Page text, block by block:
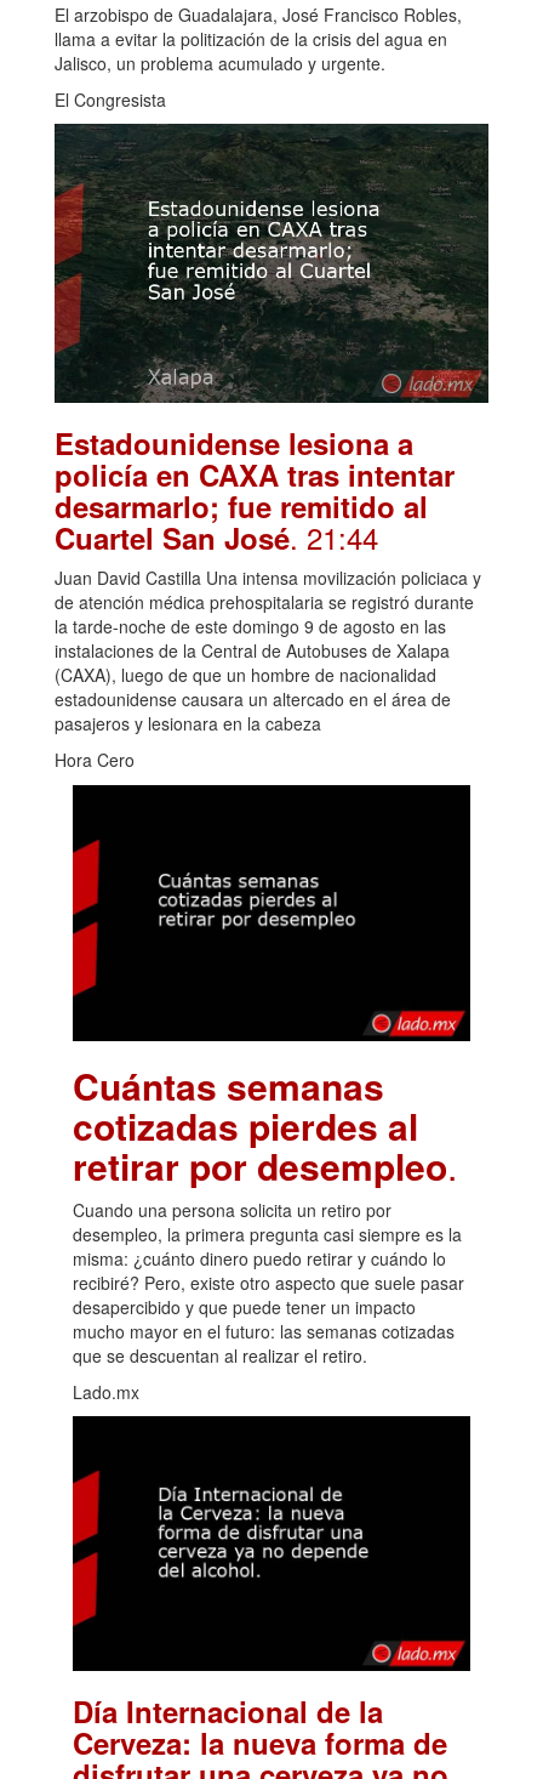
El arzobispo de Guadalajara, José Francisco Robles,
llama a evitar la politización de la crisis del agua en
Jalisco, un problema acumulado y urgente.
El Congresista
Estadounidense lesiona a
policía en CAXA tras intentar
desarmarlo; fue remitido al
Cuartel San José. 21:44
Juan David Castilla Una intensa movilización policiaca y
de atención médica prehospitalaria se registró durante
la tarde-noche de este domingo 9 de agosto en las
instalaciones de la Central de Autobuses de Xalapa
(CAXA), luego de que un hombre de nacionalidad
estadounidense causara un altercado en el área de
pasajeros y lesionara en la cabeza
Hora Cero
Cuántas semanas
cotizadas pierdes al
retirar por desempleo.
Cuando una persona solicita un retiro por
desempleo, la primera pregunta casi siempre es la
misma: ¿cuánto dinero puedo retirar y cuándo lo
recibiré? Pero, existe otro aspecto que suele pasar
desapercibido y que puede tener un impacto
mucho mayor en el futuro: las semanas cotizadas
que se descuentan al realizar el retiro.
Lado.mx
Día Internacional de la
Cerveza: la nueva forma de